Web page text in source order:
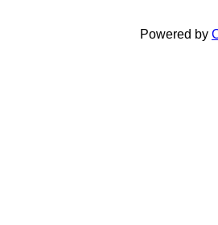
Powered by